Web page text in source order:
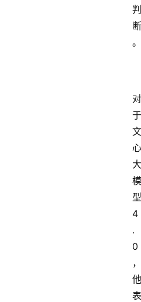
判
断
。
对
于
文
心
大
模
型
4
.
0
，
他
表